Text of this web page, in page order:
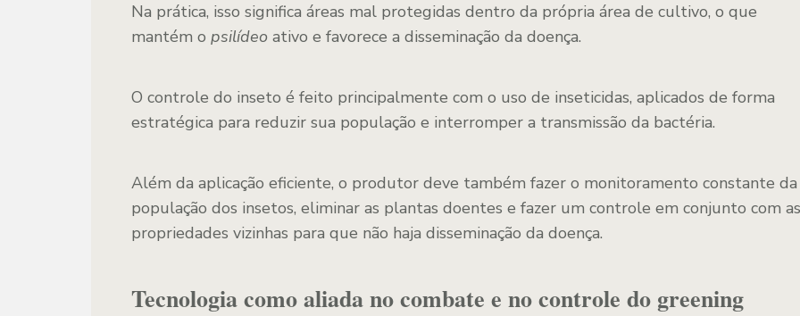
Na prática, isso significa áreas mal protegidas dentro da própria área de cultivo, o que
mantém o psilídeo ativo e favorece a disseminação da doença.
O controle do inseto é feito principalmente com o uso de inseticidas, aplicados de forma
estratégica para reduzir sua população e interromper a transmissão da bactéria.
Além da aplicação eficiente, o produtor deve também fazer o monitoramento constante da
população dos insetos, eliminar as plantas doentes e fazer um controle em conjunto com as
propriedades vizinhas para que não haja disseminação da doença.
Tecnologia como aliada no combate e no controle do greening